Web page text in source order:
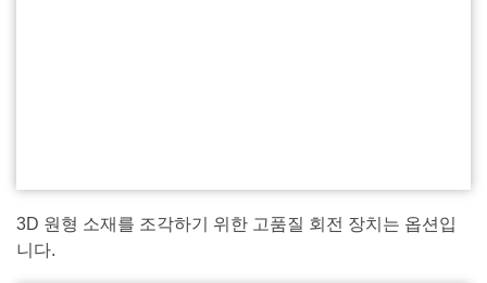
3D 원형 소재를 조각하기 위한 고품질 회전 장치는 옵션입
니다.